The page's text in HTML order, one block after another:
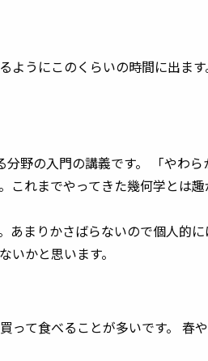
うにこのくらいの時間に出ま
野の入門の講義です。 「やわ
これまでやってきた幾何学とは
あまりかさばらないので個人的
かと思います。
て食べることが多いです。 春